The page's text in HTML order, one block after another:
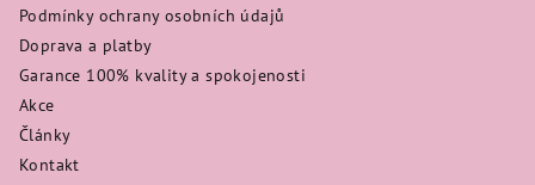
Podmínky ochrany osobních údajů
Doprava a platby
Garance 100% kvality a spokojenosti
Akce
Články
Kontakt